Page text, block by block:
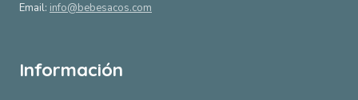
Email: info@bebesacos.com
Información